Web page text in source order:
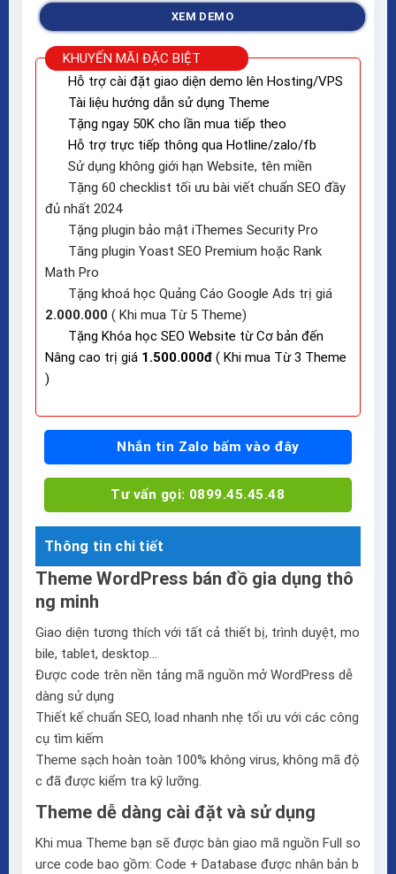
700.000₫.
tại
là:
350.000₫.
XEM DEMO
KHUYẾN MÃI ĐẶC BIỆT
Hỗ trợ cài đặt giao diện demo lên Hosting/VPS
Tài liệu hướng dẫn sử dụng Theme
Tặng ngay 50K cho lần mua tiếp theo
Hỗ trợ trực tiếp thông qua Hotline/zalo/fb
Sử dụng không giới hạn Website, tên miền
Tặng 60 checklist tối ưu bài viết chuẩn SEO đầy
đủ nhất 2024
Tặng plugin bảo mật iThemes Security Pro
Tăng plugin Yoast SEO Premium hoặc Rank
Math Pro
Tặng khoá học Quảng Cáo Google Ads trị giá
2.000.000 ( Khi mua Từ 5 Theme)
Tặng Khóa học SEO Website từ Cơ bản đến
Nâng cao trị giá 1.500.000đ ( Khi mua Từ 3 Theme
)
Nhắn tin Zalo bấm vào đây
Tư vấn gọi: 0899.45.45.48
Thông tin chi tiết
Theme WordPress bán đồ gia dụng thô
ng minh
Giao diện tương thích với tất cả thiết bị, trình duyệt, mo
bile, tablet, desktop…
Được code trên nền tảng mã nguồn mở WordPress dễ
dàng sử dụng
Thiết kế chuẩn SEO, load nhanh nhẹ tối ưu với các công
cụ tìm kiếm
Theme sạch hoàn toàn 100% không virus, không mã độ
c đã được kiểm tra kỹ lưỡng.
Theme dễ dàng cài đặt và sử dụng
Khi mua Theme bạn sẽ được bàn giao mã nguồn Full so
urce code bao gồm: Code + Database được nhân bản b